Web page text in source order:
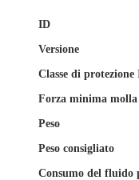
ID
Versione
Classe di protezione
Forza minima molla
Peso
Peso consigliato
Consumo del fluido